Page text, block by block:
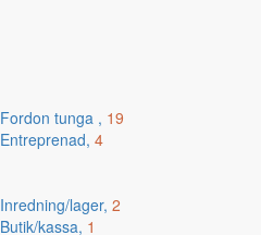
Fordon tunga , 19
Entreprenad, 4
Inredning/lager, 2
Butik/kassa, 1